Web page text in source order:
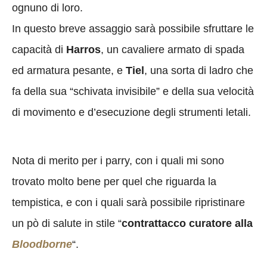
ognuno di loro.
In questo breve assaggio sarà possibile sfruttare le
capacità di Harros, un cavaliere armato di spada
ed armatura pesante, e Tiel, una sorta di ladro che
fa della sua “schivata invisibile” e della sua velocità
di movimento e d’esecuzione degli strumenti letali.
Nota di merito per i parry, con i quali mi sono
trovato molto bene per quel che riguarda la
tempistica, e con i quali sarà possibile ripristinare
un pò di salute in stile “contrattacco curatore alla
Bloodborne“.